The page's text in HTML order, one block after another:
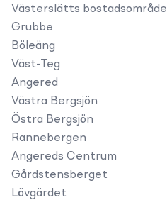
Västerslätts bostadsområde
Grubbe
Böleäng
Väst-Teg
Angered
Västra Bergsjön
Östra Bergsjön
Rannebergen
Angereds Centrum
Gårdstensberget
Lövgärdet